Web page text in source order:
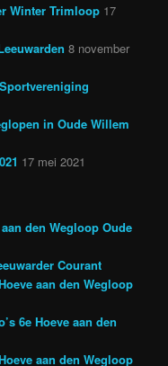
Winter Trimloop 17
8 november
in Oude Willem
17 mei 2021
den Wegloop Oude
Courant
aan den Wegloop
6e Hoeve aan den
aan den Wegloop